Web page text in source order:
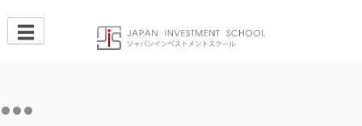
Skip
to